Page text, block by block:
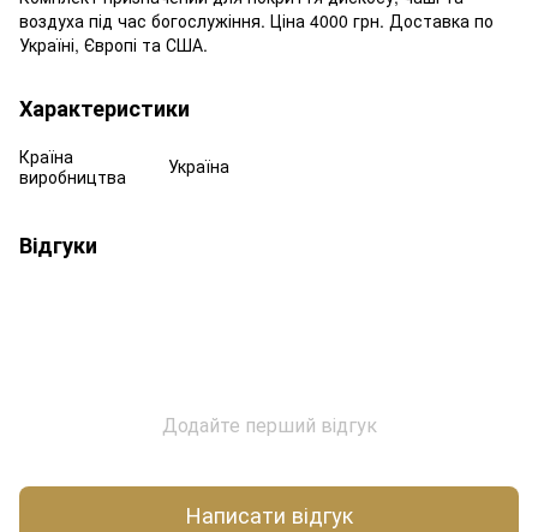
воздуха під час богослужіння. Ціна 4000 грн. Доставка по
Україні, Європі та США.
Характеристики
Країна
виробництва
Україна
Відгуки
Додайте перший відгук
Написати відгук